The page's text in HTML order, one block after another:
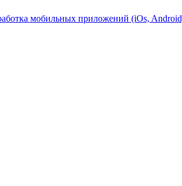
мобильных приложений (iOs,